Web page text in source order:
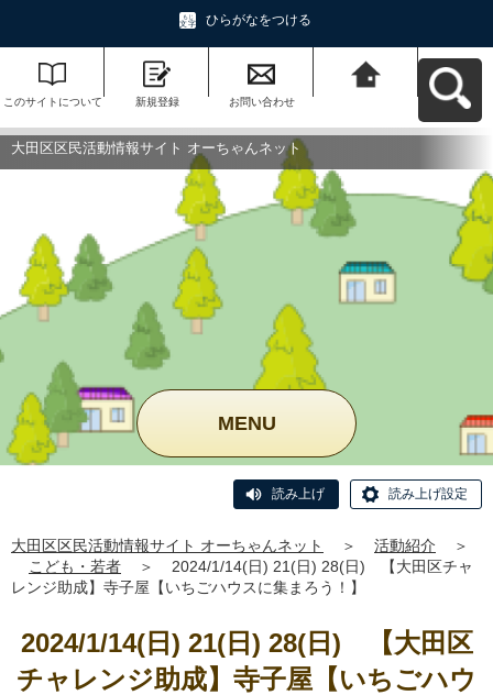
ひらがなをつける
このサイトについて 新規登録 お問い合わせ
ットへ戻る
大田区区民活動情報サイト オーちゃんネット
MENU
読み上げ 読み上げ設定
大田区区民活動情報サイト オーちゃんネット ＞ 活動紹介
＞
こども・若者
＞
2024/1/14(日) 21(日) 28(日) 【大田区チャ
レンジ助成】寺子屋【いちごハウスに集まろう！】
2024/1/14(日) 21(日) 28(日) 【大田区
チャレンジ助成】寺子屋【いちごハウ